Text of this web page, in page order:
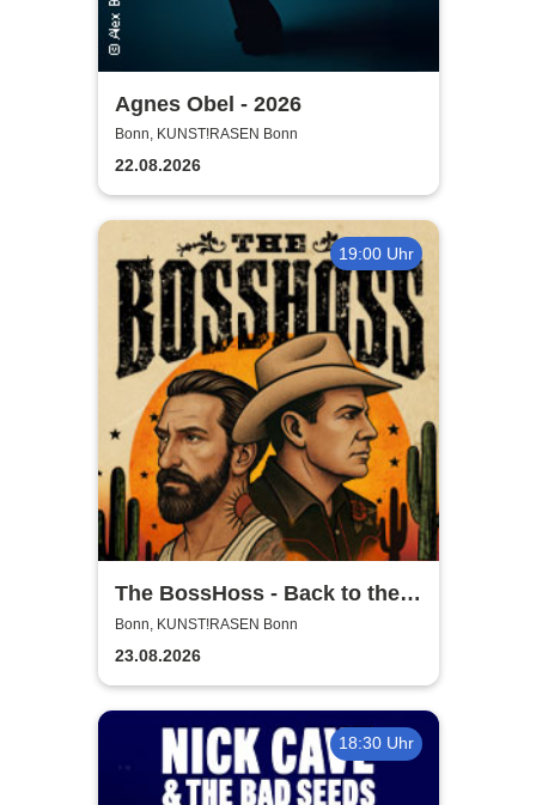
Agnes Obel - 2026
Bonn, KUNST!RASEN Bonn
22.08.2026
19:00 Uhr
The BossHoss - Back to the
Boots - LIVE - Summer 2026
Bonn, KUNST!RASEN Bonn
23.08.2026
18:30 Uhr